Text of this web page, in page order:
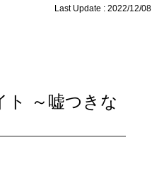
Last Update : 2022/12/08
ト ～嘘つきな